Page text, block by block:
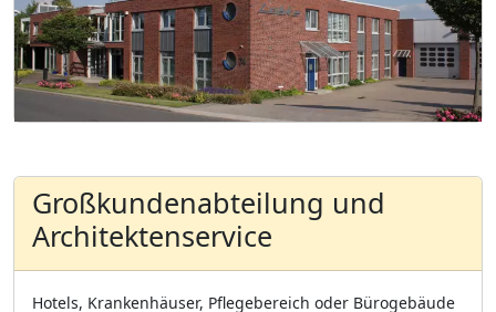
Großkundenabteilung und
Architektenservice
Hotels, Krankenhäuser, Pflegebereich oder Bürogebäude